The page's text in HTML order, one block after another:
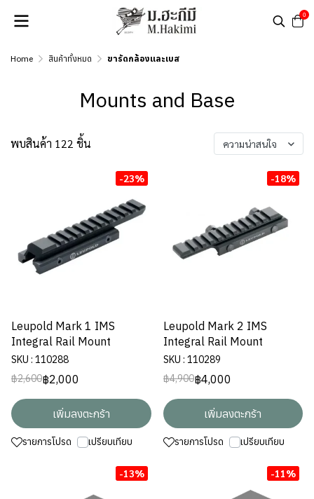
0
Home สินค้าทั้งหมด ขารัดกล้องและเบส
Mounts and Base
พบสินค้า 122 ชิ้น ความน่าสนใจ
-23%
Leupold Mark 1 IMS
Integral Rail Mount
SKU : 110288
฿2,600฿2,000
เพิ่มลงตะกร้า
รายการโปรด เปรียบเทียบ
-18%
Leupold Mark 2 IMS
Integral Rail Mount
SKU : 110289
฿4,900฿4,000
เพิ่มลงตะกร้า
รายการโปรด เปรียบเทียบ
-13% -11%